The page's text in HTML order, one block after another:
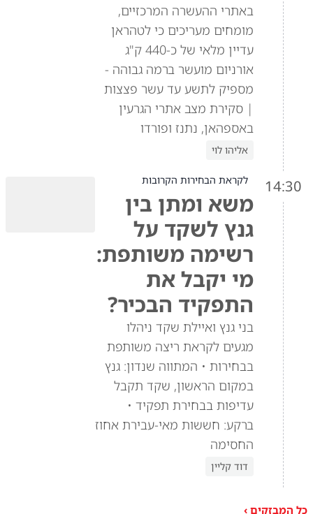
באתרי ההעשרה המרכזיים,
מומחים מעריכים כי לטהראן
עדיין מלאי של כ-440 ק"ג
אורניום מועשר ברמה גבוהה -
מספיק לתשע עד עשר פצצות
| סקירת מצב אתרי הגרעין
באספהאן, נתנז ופורדו
אליהו לוי
14:30 לקראת הבחירות הקרובות
משא ומתן בין
גנץ לשקד על
רשימה משותפת:
מי יקבל את
התפקיד הבכיר?
בני גנץ ואיילת שקד ניהלו
מגעים לקראת ריצה משותפת
בבחירות • המתווה שנדון: גנץ
במקום הראשון, שקד תקבל
עדיפות בבחירת תפקיד •
ברקע: חששות מאי-עבירת אחוז
החסימה
דוד קליין
כל המבזקים ›